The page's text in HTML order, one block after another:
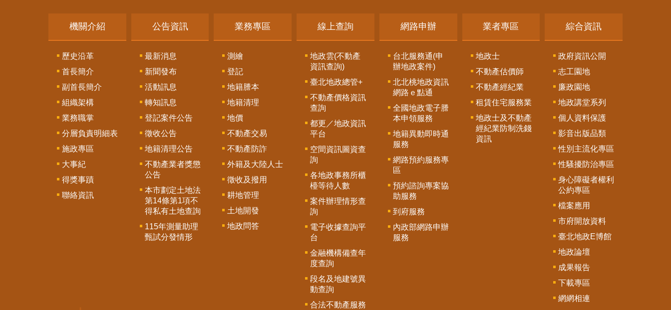
機關介紹
歷史沿革
首長簡介
副首長簡介
組織架構
業務職掌
分層負責明細表
施政專區
大事紀
得獎事蹟
聯絡資訊
公告資訊
最新消息
新聞發布
活動訊息
轉知訊息
登記案件公告
徵收公告
地籍清理公告
不動產業者獎懲
公告
本市劃定土地法
第14條第1項不
得私有土地查詢
115年測量助理
甄試分發情形
業務專區
測繪
登記
地籍謄本
地籍清理
地價
不動產交易
不動產防詐
外籍及大陸人士
徵收及撥用
耕地管理
土地開發
地政問答
線上查詢
地政雲(不動產
資訊查詢)
臺北地政總管+
不動產價格資訊
查詢
都更／地政資訊
平台
空間資訊圖資查
詢
各地政事務所櫃
檯等待人數
案件辦理情形查
詢
電子收據查詢平
台
金融機構備查年
度查詢
段名及地建號異
動查詢
合法不動產服務
網路申辦
台北服務通(申
辦地政案件)
北北桃地政資訊
網路ｅ點通
全國地政電子謄
本申領服務
地籍異動即時通
服務
網路預約服務專
區
預約諮詢專案協
助服務
到府服務
內政部網路申辦
服務
業者專區
地政士
不動產估價師
不動產經紀業
租賃住宅服務業
地政士及不動產
經紀業防制洗錢
資訊
綜合資訊
政府資訊公開
志工園地
廉政園地
地政講堂系列
個人資料保護
影音出版品類
性別主流化專區
性騷擾防治專區
身心障礙者權利
公約專區
檔案應用
市府開放資料
臺北地政E博館
地政論壇
成果報告
下載專區
網網相連